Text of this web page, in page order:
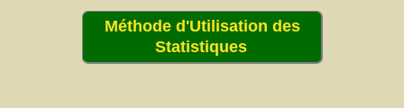
Méthode d'Utilisation des
Statistiques